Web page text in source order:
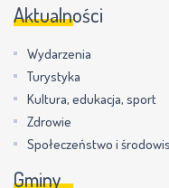
Aktualności
Wydarzenia
Turystyka
Kultura, edukacja, sport
Zdrowie
Społeczeństwo i
Gminy